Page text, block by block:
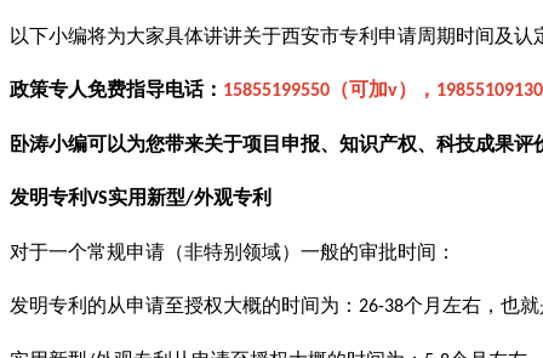
以下小编将为大家具体讲讲关于西安市专利申请周期时间及
政策专人免费指导电话： 15855199550 （可加v）， 19855109130
卧涛小编可以为您带来关于项目申报、知识产权、科技成果
发明专利VS实用新型/外观专利
对于一个常规申请（非特别领域）一般的审批时间：
发明专利的从申请至授权大概的时间为： 26-38个月左右，也就